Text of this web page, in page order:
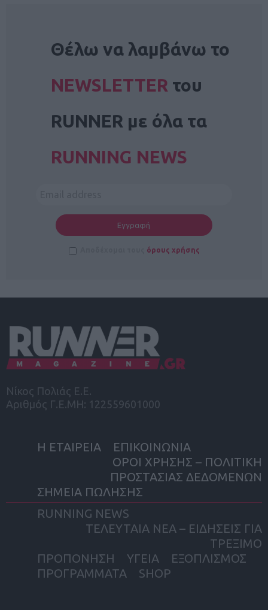
Θέλω να λαμβάνω το
NEWSLETTER του
RUNNER με όλα τα
RUNNING NEWS
όρους χρήσης
Νίκος Πολιάς Ε.Ε.
Αριθμός Γ.Ε.ΜΗ: 122559601000
Η ΕΤΑΙΡΕΙΑ
ΕΠΙΚΟΙΝΩΝΙΑ
ΟΡΟΙ ΧΡΗΣΗΣ – ΠΟΛΙΤΙΚΗ
ΠΡΟΣΤΑΣΙΑΣ ΔΕΔΟΜΕΝΩΝ
ΣΗΜΕΙΑ ΠΩΛΗΣΗΣ
RUNNING NEWS
ΤΕΛΕΥΤΑΙΑ ΝΕΑ – ΕΙΔΗΣΕΙΣ ΓΙΑ
ΤΡΕΞΙΜΟ
ΠΡΟΠΟΝΗΣΗ
ΥΓΕΙΑ
ΕΞΟΠΛΙΣΜΟΣ
ΠΡΟΓΡΑΜΜΑΤΑ
SHOP